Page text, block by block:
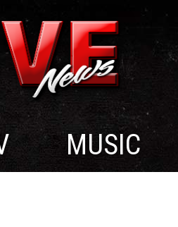
MUSIC